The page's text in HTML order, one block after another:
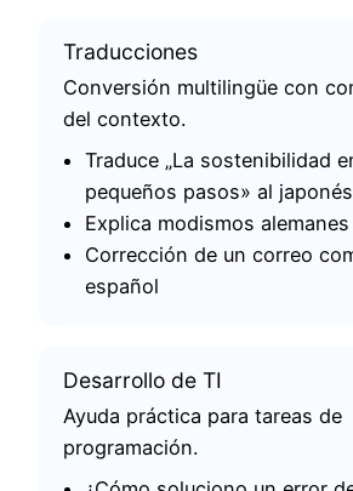
Traducciones
Conversión multilingüe con
del contexto.
Traduce „La sostenibilidad
pequeños pasos» al japonés
Explica modismos
Corrección de un correo
español
Desarrollo de TI
Ayuda práctica para tareas de
programación.